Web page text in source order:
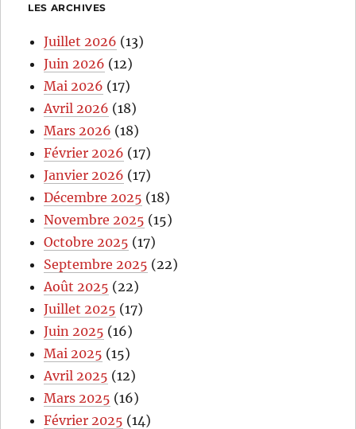
LES ARCHIVES
Juillet 2026 (13)
Juin 2026 (12)
Mai 2026 (17)
Avril 2026 (18)
Mars 2026 (18)
Février 2026 (17)
Janvier 2026 (17)
Décembre 2025 (18)
Novembre 2025 (15)
Octobre 2025 (17)
Septembre 2025 (22)
Août 2025 (22)
Juillet 2025 (17)
Juin 2025 (16)
Mai 2025 (15)
Avril 2025 (12)
Mars 2025 (16)
Février 2025 (14)